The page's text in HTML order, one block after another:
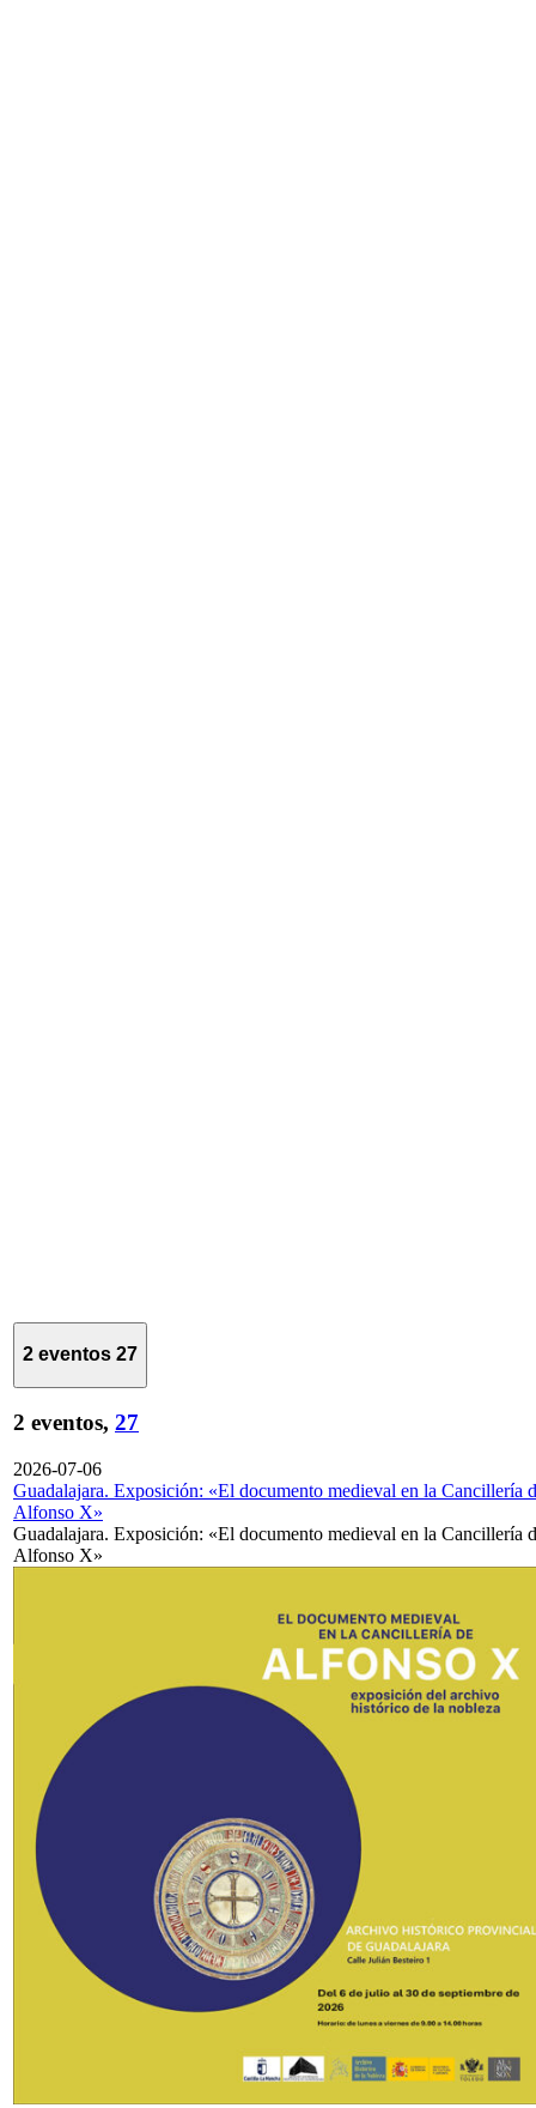
2 eventos 27
2 eventos, 27
2026-07-06
Guadalajara. Exposición: «El documento medieval en la Cancillería
Alfonso X»
Guadalajara. Exposición: «El documento medieval en la Cancillería
Alfonso X»